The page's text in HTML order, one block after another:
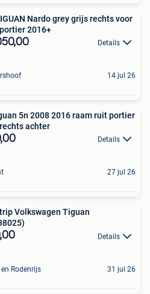
Nardo grey grijs rechts voor
2016+
Details
14 jul 26
5n 2008 2016 raam ruit portier
achter
Details
27 jul 26
Volkswagen Tiguan
Details
en Rodenrijs 31 jul 26